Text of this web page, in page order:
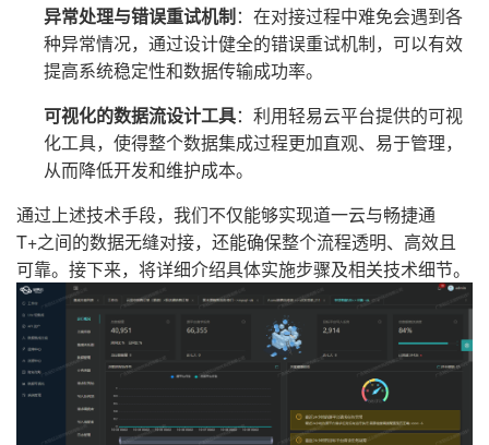
异常处理与错误重试机制：在对接过程中难免会遇到各
种异常情况，通过设计健全的错误重试机制，可以有效
提高系统稳定性和数据传输成功率。
可视化的数据流设计工具：利用轻易云平台提供的可视
化工具，使得整个数据集成过程更加直观、易于管理，
从而降低开发和维护成本。
通过上述技术手段，我们不仅能够实现道一云与畅捷通
T+之间的数据无缝对接，还能确保整个流程透明、高效且
可靠。接下来，将详细介绍具体实施步骤及相关技术细节。